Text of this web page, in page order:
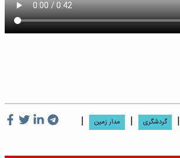
| گردشگری | مدار زمین |